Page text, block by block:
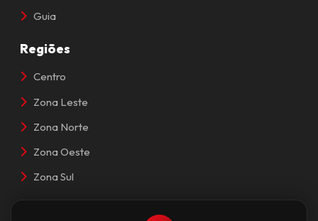
Guia
Regiões
Centro
Zona Leste
Zona Norte
Zona Oeste
Zona Sul